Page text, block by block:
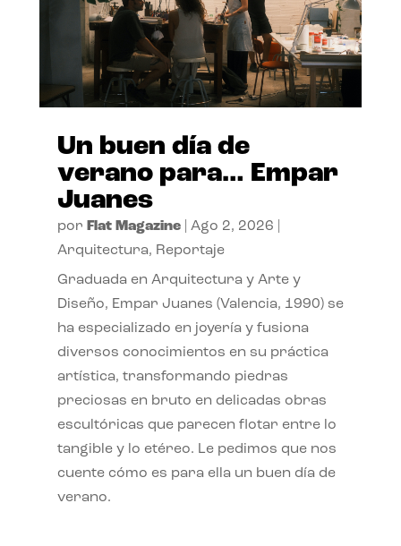
Un buen día de
verano para… Empar
Juanes
por Flat Magazine| Ago 2, 2026
Arquitectura, Reportaje
Graduada en Arquitectura y Arte y
Diseño, Empar Juanes (Valencia, 1990) se
ha especializado en joyería y fusiona
diversos conocimientos en su práctica
artística, transformando piedras
preciosas en bruto en delicadas obras
escultóricas que parecen flotar entre lo
tangible y lo etéreo. Le pedimos que nos
cuente cómo es para ella un buen día de
verano.